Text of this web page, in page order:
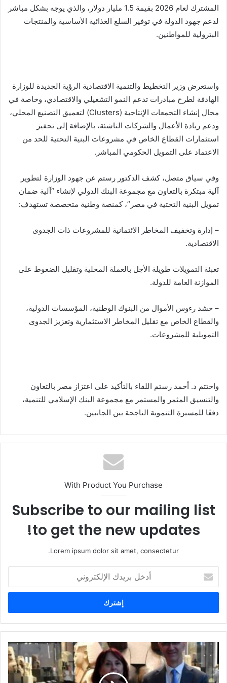
المشترك لعام 2026 بقيمة 1.5 مليار دولار، والذي يوجه بشكل مباشر
لدعم جهود الدولة في توفير السلع الغذائية الأساسية والمنتجات
البترولية للمواطنين.
واستعرض وزير التخطيط والتنمية الاقتصادية الرؤية الجديدة للوزارة
الهادفة لطرح مبادرات تدعم النمو التشغيلي والاقتصادي، وخاصة في
مجال إنشاء التجمعات الإنتاجية (Clusters) لتعميق التصنيع المحلي،
ودعم ريادة الأعمال والشركات الناشئة، بالإضافة إلى تحفيز
استثمارات القطاع الخاص في مشروعات البنية التحتية للحد من
الاعتماد على التمويل الحكومي المباشر.
وفي سياق متصل، كشف الدكتور رستم عن جهود الوزارة لتطوير
آلية مبتكرة بالتعاون مع مجموعة البنك الدولي لإنشاء “آلية ضمان
تمويل البنية التحتية في مصر”، كمنصة وطنية متخصصة تستهدف:
– إدارة وتخفيف المخاطر الائتمانية للمشروعات ذات الجدوى
الاقتصادية.
تعبئة التمويلات طويلة الأجل بالعملة المحلية وتقليل الضغوط على
الموازنة العامة للدولة.
– حشد رءوس الأموال من البنوك الوطنية، المؤسسات الدولية،
والقطاع الخاص مع تقليل المخاطر الاستثمارية وتعزيز الجدوى
التمويلية للمشروعات.
واختتم د. أحمد رستم اللقاء بالتأكيد على اعتزاز مصر بالتعاون
والتنسيق المثمر والمستمر مع مجموعة البنك الإسلامي للتنمية،
دفعًا للمسيرة التنموية الناجحة بين الجانبين.
With Product You Purchase
Subscribe to our mailing list
to get the new updates!
Lorem ipsum dolor sit amet, consectetur.
خ
ب
ر
ا
ل